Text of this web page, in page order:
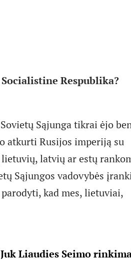
Respublika?
Sąjunga tikrai ėjo
atkurti Rusijos imperiją su
latvių ar estų
Sąjungos vadovybės
kad mes, lietuviai,
Liaudies Seimo